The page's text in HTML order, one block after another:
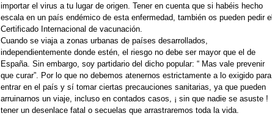
importar el virus a tu lugar de origen. Tener en cuenta que si habéis hecho
escala en un país endémico de esta enfermedad, también os pueden pedir el
Certificado Internacional de vacunación.
Cuando se viaja a zonas urbanas de países desarrollados,
independientemente donde estén, el riesgo no debe ser mayor que el de
España. Sin embargo, soy partidario del dicho popular: “ Mas vale prevenir
que curar”. Por lo que no debemos atenernos estrictamente a lo exigido para
entrar en el país y sí tomar ciertas precauciones sanitarias, ya que pueden
arruinarnos un viaje, incluso en contados casos, ¡ sin que nadie se asuste !
tener un desenlace fatal o secuelas que arrastraremos toda la vida.